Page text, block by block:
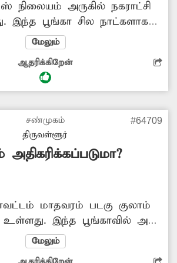
நிலையம் அருகில் நகராட்சி
இந்த பூங்கா சில நாட்களாக
இதனால் பூங்காவிற்கு
சிறுவர்- சிறுமிகள்
செல்கின்றனர். எனவே
பூட்டி கிடக்கும்
முறையாக பராமரிக்கவும்
வேண்டும்.
மேலும்
ஆதரிக்கிறேன்
சண்முகம்
திருவள்ளூர்
#64709
அதிகரிக்கப்படுமா?
மாதவரம் படகு குலாம்
உள்ளது. இந்த பூங்காவில் அந்த
சிறுவர்கள் முதல் முதியவர்கள்
பொழுதுபோக்குக்காக
மேலும்